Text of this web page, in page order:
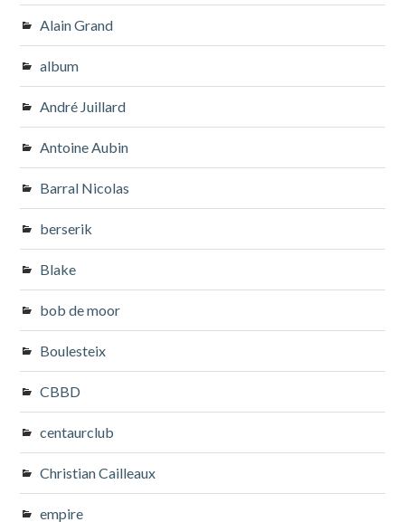
Alain Grand
album
André Juillard
Antoine Aubin
Barral Nicolas
berserik
Blake
bob de moor
Boulesteix
CBBD
centaurclub
Christian Cailleaux
empire